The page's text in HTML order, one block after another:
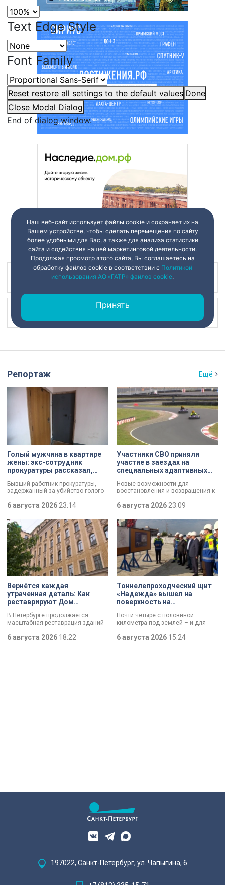
Text Edge Style
Font Family
Reset restore all settings to the default values Done
Close Modal Dialog
End of dialog window.
Наш канал в
Репортаж Ещё
Голый мужчина в квартире
жены: экс-сотрудник
прокуратуры рассказал,
Бывший работник прокуратуры,
задержанный за убийство голого
которые толкнули его на страшное
преступление. Два года назад он
вынес мертвеца из дома на улице
Луначарского, выдавая
бездыханного мужчину за
изрядно перебравшего приятеля.
6 августа 2026 23:14
Участники СВО приняли
участие в заездах на
специальных адаптивных
Новые возможности для
восстановления и возвращения к
фонда «СВОй дом» в Петербурге
встретились с участниками
специальной военной операции,
которые сейчас проходят курс
реабилитации. Главным событием
дня стали заезды на специальных
адаптивных карт-машинах, где
ветераны смогли лично
протестировать технику и
почувствовать скорость.
6 августа 2026 23:09
Вернётся каждая
утраченная деталь: Как
реставрируют Дом
Святого Николая на улице
Марата
В Петербурге продолжается
масштабная реставрация зданий-
губернаторской программы.
Специалисты обновляют не
6 августа 2026 18:22
Тоннелепроходческий щит
«Надежда» вышел на
поверхность на
Почти четыре с половиной
километра под землей – и для
«Надежды» забрезжил свет:
проходческий щит вышел на
поверхность. О ходе работ у
6 августа 2026 15:24
Наш веб-сайт использует файлы cookie и сохраняет их на
Вашем устройстве, чтобы сделать перемещения по сайту
более удобными для Вас, а также для анализа статистики
сайта и содействия нашей маркетинговой деятельности.
Продолжая просмотр этого сайта, Вы соглашаетесь на
обработку файлов cookie в соответствии с Политикой
использования АО «ГАТР» файлов cookie.
Принять
197022, Санкт-Петербург, ул. Чапыгина, 6